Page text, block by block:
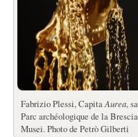
Fabrizio Plessi, CapitaAurea,
Parc archéologique de la
Musei. Photo de Petrò Gilberti